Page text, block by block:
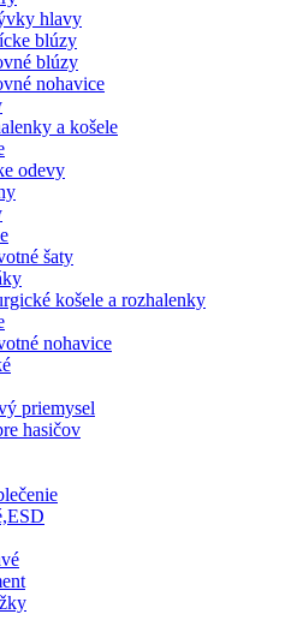
hlavy
blúzy
blúzy
nohavice
a košele
odevy
šaty
košele a rozhalenky
nohavice
priemysel
hasičov